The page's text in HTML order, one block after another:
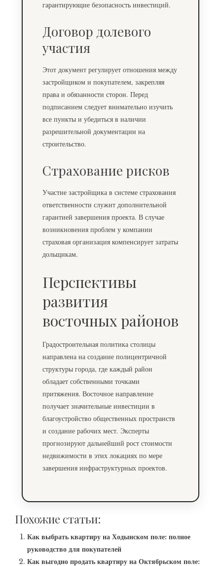
гарантирующие безопасность инвестиций.
Договор долевого
участия
Этот документ регулирует отношения между
застройщиком и покупателем, закрепляя
права и обязанности сторон. Перед
подписанием следует внимательно изучить
все пункты и убедиться в наличии
разрешительной документации на
строительство.
Страхование рисков
Участие застройщика в системе страхования
ответственности служит дополнительной
гарантией завершения проекта. В случае
возникновения проблем у компании
страховая организация компенсирует затраты
дольщикам.
Перспективы
развития
восточных районов
Градостроительная политика столицы
направлена на создание полицентричной
структуры города, где каждый район
обладает собственными точками
притяжения. Восточное направление
получает значительные инвестиции в
благоустройство общественных пространств
и создание рабочих мест. Эксперты
прогнозируют дальнейший рост стоимости
недвижимости в этих локациях по мере
завершения инфраструктурных проектов.
Похожие статьи:
Как выбрать квартиру на Ходынском поле: полное
руководство для покупателей
Как выгодно продать квартиру на Октябрьском поле: